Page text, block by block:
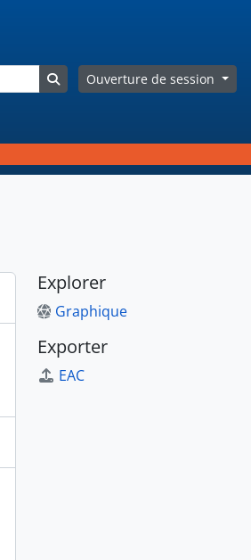
Search in browse page
Ouverture de session
Explorer
Graphique
Exporter
EAC